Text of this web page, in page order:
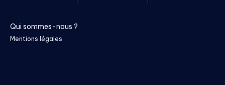
Qui sommes-nous ?
Mentions légales